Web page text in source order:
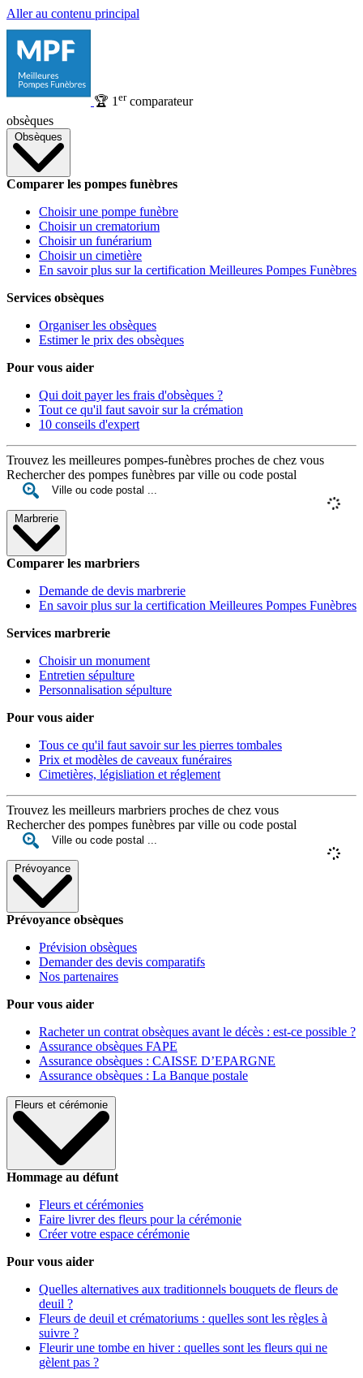
Aller au contenu principal
🏆 1 ercomparateur
obsèques
Obsèques
Comparer les pompes funèbres
Choisir une pompe funèbre
Choisir un crematorium
Choisir un funérarium
Choisir un cimetière
En savoir plus sur la certification Meilleures Pompes Funèbres
Services obsèques
Organiser les obsèques
Estimer le prix des obsèques
Pour vous aider
Qui doit payer les frais d'obsèques ?
Tout ce qu'il faut savoir sur la crémation
10 conseils d'expert
Trouvez les meilleures pompes-funèbres proches de chez vous
Rechercher des pompes funèbres par ville ou code postal
Marbrerie
Comparer les marbriers
Demande de devis marbrerie
En savoir plus sur la certification Meilleures Pompes Funèbres
Services marbrerie
Choisir un monument
Entretien sépulture
Personnalisation sépulture
Pour vous aider
Tous ce qu'il faut savoir sur les pierres tombales
Prix et modèles de caveaux funéraires
Cimetières, législiation et réglement
Trouvez les meilleurs marbriers proches de chez vous
Rechercher des pompes funèbres par ville ou code postal
Prévoyance
Prévoyance obsèques
Prévision obsèques
Demander des devis comparatifs
Nos partenaires
Pour vous aider
Racheter un contrat obsèques avant le décès : est-ce possible ?
Assurance obsèques FAPE
Assurance obsèques : CAISSE D’EPARGNE
Assurance obsèques : La Banque postale
Fleurs et cérémonie
Hommage au défunt
Fleurs et cérémonies
Faire livrer des fleurs pour la cérémonie
Créer votre espace cérémonie
Pour vous aider
Quelles alternatives aux traditionnels bouquets de fleurs de
deuil ?
Fleurs de deuil et crématoriums : quelles sont les règles à
suivre ?
Fleurir une tombe en hiver : quelles sont les fleurs qui ne
gèlent pas ?